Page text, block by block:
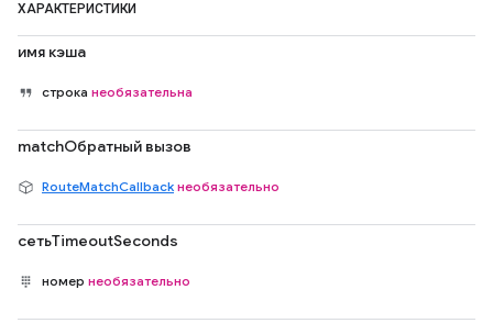
ХАРАКТЕРИСТИКИ
имя кэша
строка необязательна
matchОбратный вызов
RouteMatchCallback необязательно
сетьTimeoutSeconds
номер необязательно